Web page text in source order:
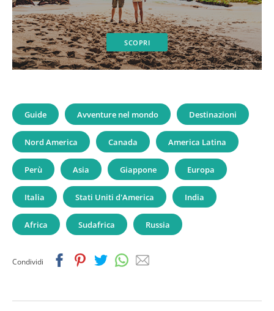
SCOPRI
Guide Avventure nel mondo Destinazioni
Nord America Canada America Latina
Perù Asia Giappone Europa
Italia Stati Uniti d'America India
Africa Sudafrica Russia
Condividi FacebookPinterestTwitterWhatsapp
Email